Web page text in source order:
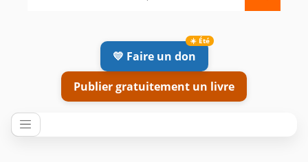
💛 Faire un don
Publier gratuitement un livre